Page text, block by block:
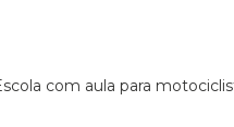
escola com aula para